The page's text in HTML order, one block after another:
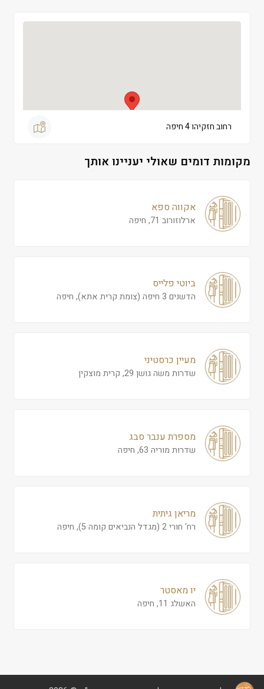
רחוב חזקיהו 4 חיפה
מקומות דומים שאולי יעניינו אותך
אקווה ספא
ארלוזורוב 71, חיפה
ביוטי פלייס
הדשנים 3 חיפה (צומת קרית אתא), חיפה
מעיין כרסטיני
שדרות משה גושן 29, קרית מוצקין
מספרת ענבר סבג
שדרות מוריה 63, חיפה
מריאן גיתית
רח' חורי 2 (מגדל הנביאים קומה 5), חיפה
יו מאסטר
האשלג 11, חיפה